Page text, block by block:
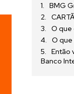
BMG
O que
O que
Então
Banco